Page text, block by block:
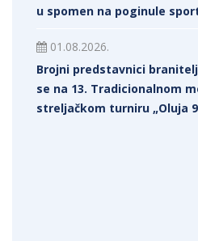
u spomen na poginule
01.08.2026.
Brojni predstavnici
se na 13. Tradicionalnom
streljačkom turniru „Oluja